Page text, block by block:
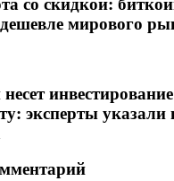
со скидкой:
мирового
эксперты указали